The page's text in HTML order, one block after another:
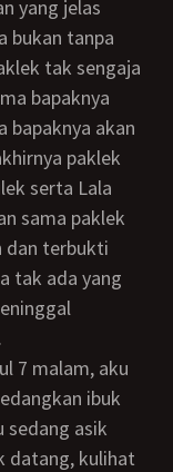
yang jelas
bukan tanpa
tak sengaja
bapaknya
bapaknya akan
paklek
serta Lala
sama paklek
dan terbukti
tak ada yang
ibuk
sedang asik
datang, kulihat